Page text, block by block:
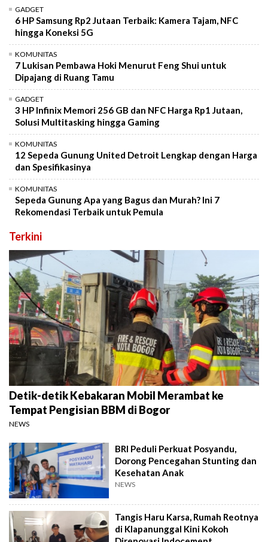
GADGET
6 HP Samsung Rp2 Jutaan Terbaik: Kamera Tajam, NFC
hingga Koneksi 5G
KOMUNITAS
7 Lukisan Pembawa Hoki Menurut Feng Shui untuk
Dipajang di Ruang Tamu
GADGET
3 HP Infinix Memori 256 GB dan NFC Harga Rp1 Jutaan,
Solusi Multitasking hingga Gaming
KOMUNITAS
12 Sepeda Gunung United Detroit Lengkap dengan Harga
dan Spesifikasinya
KOMUNITAS
Sepeda Gunung Apa yang Bagus dan Murah? Ini 7
Rekomendasi Terbaik untuk Pemula
Terkini
Detik-detik Kebakaran Mobil Merambat ke
Tempat Pengisian BBM di Bogor
NEWS
BRI Peduli Perkuat Posyandu,
Dorong Pencegahan Stunting dan
Kesehatan Anak
NEWS
Tangis Haru Karsa, Rumah Reotnya
di Klapanunggal Kini Kokoh